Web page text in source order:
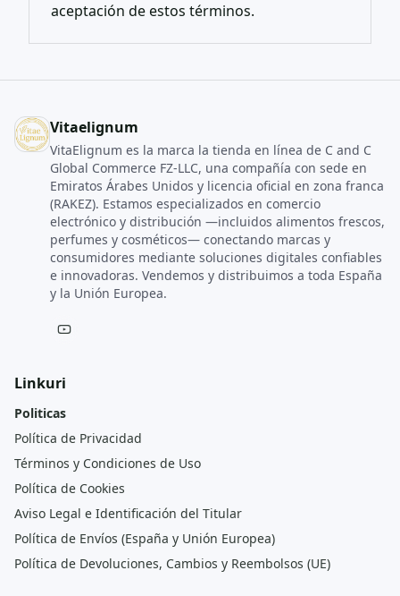
aceptación de estos términos.
Vitaelignum
VitaElignum es la marca la tienda en línea de C and C
Global Commerce FZ‑LLC, una compañía con sede en
Emiratos Árabes Unidos y licencia oficial en zona franca
(RAKEZ). Estamos especializados en comercio
electrónico y distribución —incluidos alimentos frescos,
perfumes y cosméticos— conectando marcas y
consumidores mediante soluciones digitales confiables
e innovadoras. Vendemos y distribuimos a toda España
y la Unión Europea.
Linkuri
Politicas
Política de Privacidad
Términos y Condiciones de Uso
Política de Cookies
Aviso Legal e Identificación del Titular
Política de Envíos (España y Unión Europea)
Política de Devoluciones, Cambios y Reembolsos (UE)